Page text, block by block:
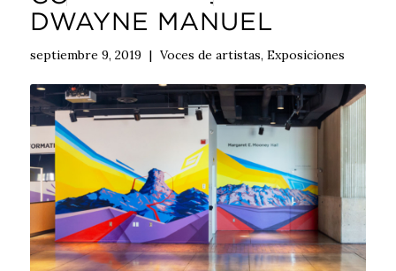
DWAYNE MANUEL
septiembre 9, 2019 | Voces de artistas, Exposiciones